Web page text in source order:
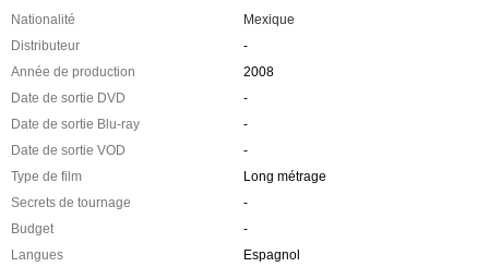
Nationalité
Mexique
Distributeur
-
Année de production
2008
Date de sortie DVD
-
Date de sortie Blu-ray
-
Date de sortie VOD
-
Type de film
Long métrage
Secrets de tournage
-
Budget
-
Langues
Espagnol